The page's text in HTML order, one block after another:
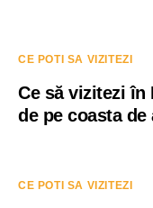
CE POTI SA VIZITEZI
Ce să vizitezi în
de pe coasta de
CE POTI SA VIZITEZI